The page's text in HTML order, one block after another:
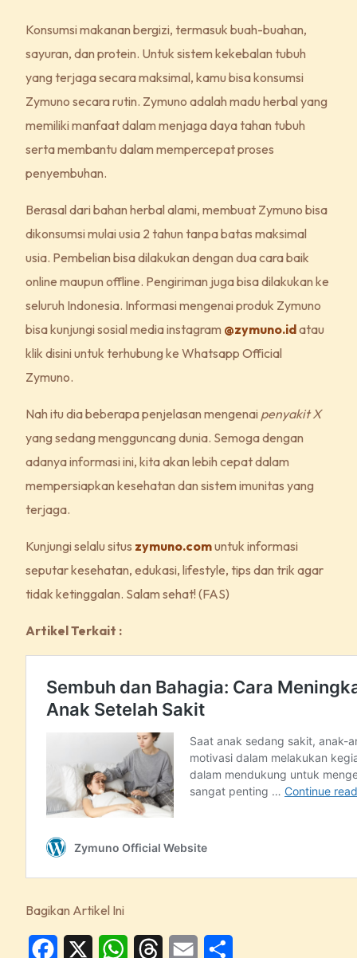
Konsumsi makanan bergizi, termasuk buah-buahan,
sayuran, dan protein. Untuk sistem kekebalan tubuh
yang terjaga secara maksimal, kamu bisa konsumsi
Zymuno secara rutin. Zymuno adalah madu herbal yang
memiliki manfaat dalam menjaga daya tahan tubuh
serta membantu dalam mempercepat proses
penyembuhan.
Berasal dari bahan herbal alami, membuat Zymuno bisa
dikonsumsi mulai usia 2 tahun tanpa batas maksimal
usia. Pembelian bisa dilakukan dengan dua cara baik
online maupun offline. Pengiriman juga bisa dilakukan ke
seluruh Indonesia. Informasi mengenai produk Zymuno
bisa kunjungi sosial media instagram @zymuno.idatau
klik disini untuk terhubung ke Whatsapp Official
Zymuno.
Nah itu dia beberapa penjelasan mengenai penyakit X
yang sedang mengguncang dunia. Semoga dengan
adanya informasi ini, kita akan lebih cepat dalam
mempersiapkan kesehatan dan sistem imunitas yang
terjaga.
Kunjungi selalu situs zymuno.comuntuk informasi
seputar kesehatan, edukasi, lifestyle, tips dan trik agar
tidak ketinggalan. Salam sehat! (FAS)
Artikel Terkait :
Bagikan Artikel Ini
Facebook WhatsApp
Threads Email